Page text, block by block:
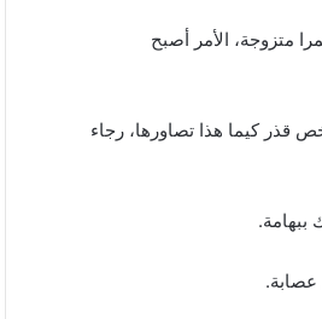
متزوجة، الأمر أصبح
قذر كيما هذا تصاورها، رجاء
عصابة.